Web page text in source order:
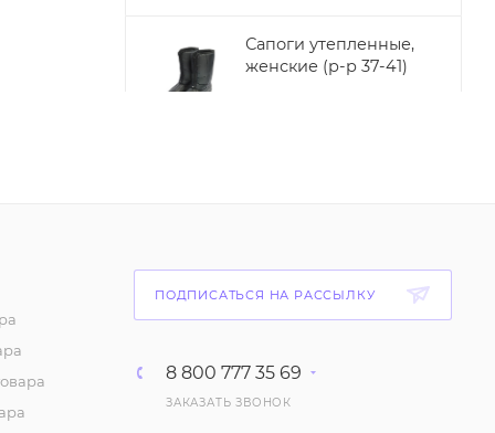
Сапоги утепленные,
женские (р-р 37-41)
Тапочки "На
резиновой подошве",
женские (р-р 36-40)
Тапочки женские,
ПОДПИСАТЬСЯ НА РАССЫЛКУ
8 800 777 35 69
ЗАКАЗАТЬ ЗВОНОК